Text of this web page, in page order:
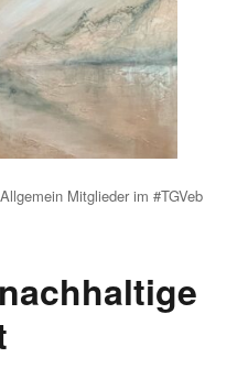
Allgemein Mitglieder im #TGVeb